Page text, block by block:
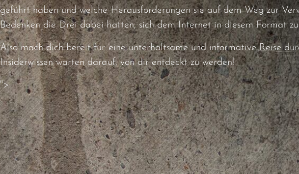
geführt haben und welche Herausforderungen sie auf dem Weg zur
Bedenken die Drei dabei hatten, sich dem Internet in diesem Format
Also mach dich bereit für eine unterhaltsame und informative Reise
Insiderwissen warten darauf, von dir entdeckt zu werden!
">